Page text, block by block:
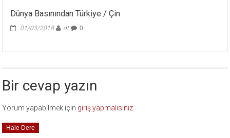
Dünya Basınından Türkiye / Çin
01/03/2018 dt 0
Bir cevap yazın
Yorum yapabilmek için giriş yapmalısınız
Hale Dere